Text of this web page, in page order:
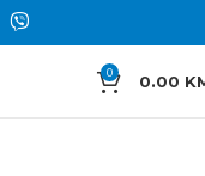
0 0.00